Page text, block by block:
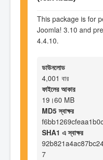
This package is for
Joomla! 3.10 and
4.4.10.
ডাউনলোড
4,001 বার
ফাইলের আকার
19।60 MB
MD5 স্বাক্ষর
SHA1 এ স্বাক্ষর
7